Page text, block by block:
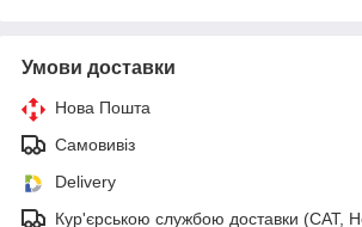
Умови доставки
Нова Пошта
Самовивіз
Delivery
Кур'єрською службою доставки (САТ,